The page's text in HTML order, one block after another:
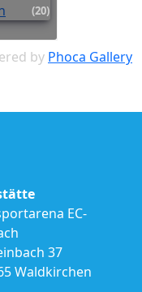
(20)
by Phoca Gallery
EC-
37
Waldkirchen